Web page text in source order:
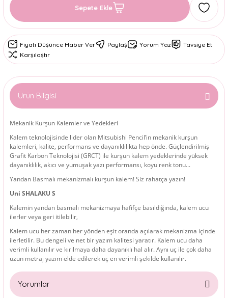
Sepete Ekle
Fiyatı Düşünce Haber Ver Paylaş Yorum Yaz
Tavsiye Et
Karşılaştır
Ürün Bilgisi
Mekanik Kurşun Kalemler ve Yedekleri
Kalem teknolojisinde lider olan Mitsubishi Pencil’in mekanik kurşun
kalemleri, kalite, performans ve dayanıklılıkta hep önde. Güçlendirilmiş
Grafit Karbon Teknolojisi (GRCT) ile kurşun kalem yedeklerinde yüksek
dayanıklılık, akıcı ve yumuşak yazı performansı, koyu renk tonu...
Yandan Basmalı mekanizmalı kurşun kalem! Siz rahatça yazın!
Uni SHALAKU S
Kalemin yandan basmalı mekanizmaya hafifçe basıldığında, kalem ucu
ilerler veya geri itilebilir,
Kalem ucu her zaman her yönden eşit oranda açılarak mekanizma içinde
ilerletilir. Bu dengeli ve net bir yazım kalitesi yaratır. Kalem ucu daha
verimli kullanılır ve kırılmaya daha dayanıklı hal alır. Aynı uç ile çok daha
uzun metraj yazım elde edilerek uç en verimli şekilde kullanılır.
Yorumlar